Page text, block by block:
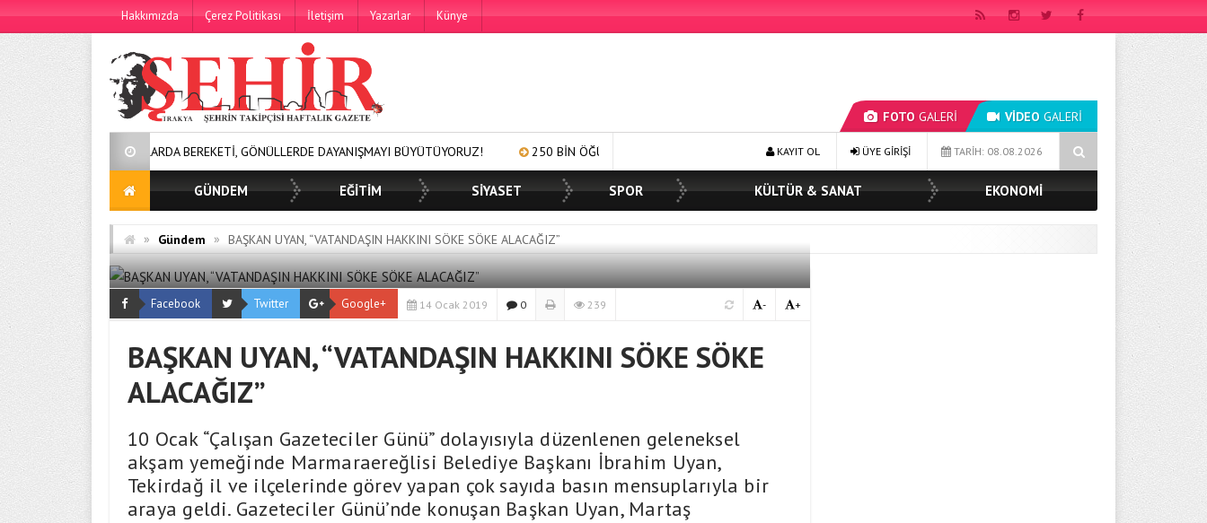
Hakkımızda Çerez Politikası İletişim Yazarlar Künye
FOTO GALERİ VİDEO GALERİ
SOFRALARDA BEREKETİ, GÖNÜLLERDE DAYANIŞMAYI BÜYÜTÜYORUZ! 250 BİN ÖĞÜN, BİNLERCE YÜZE GÜLÜMSEME BAŞKAN MÜGE YILDIZ TOPAK: ‘SOSYAL BELEDİYECİLİKTE HİÇBİR HEMŞERİMİZİ YALNIZ
TARİH: 08.08.2026
ÜYE GİRİŞİ
KAYIT OL
GÜNDEM EĞİTİM SİYASET SPOR KÜLTÜR & SANAT EKONOMİ
» Gündem » BAŞKAN UYAN, “VATANDAŞIN HAKKINI SÖKE SÖKE ALACAĞIZ”
Facebook Twitter Google+ 14 Ocak 2019 0 239 +
-
BAŞKAN UYAN, “VATANDAŞIN HAKKINI SÖKE SÖKE
ALACAĞIZ”
10 Ocak “Çalışan Gazeteciler Günü” dolayısıyla düzenlenen geleneksel
akşam yemeğinde Marmaraereğlisi Belediye Başkanı İbrahim Uyan,
Tekirdağ il ve ilçelerinde görev yapan çok sayıda basın mensuplarıyla bir
araya geldi. Gazeteciler Günü’nde konuşan Başkan Uyan, Martaş